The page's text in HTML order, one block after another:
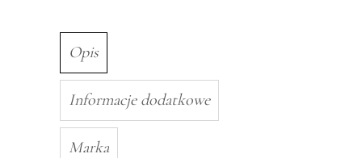
Opis
Informacje dodatkowe
Marka